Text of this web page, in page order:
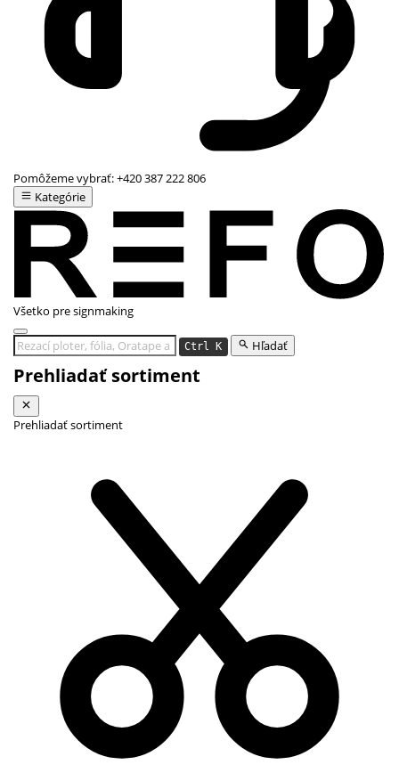
Pomôžeme vybrať:+420 387 222 806
Kategórie
Všetko pre signmaking
Ctrl K Hľadať
Prehliadať sortiment
Prehliadať sortiment